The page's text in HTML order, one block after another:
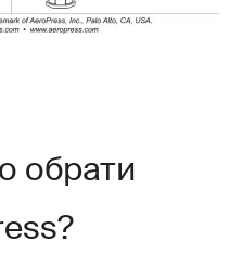
обрати